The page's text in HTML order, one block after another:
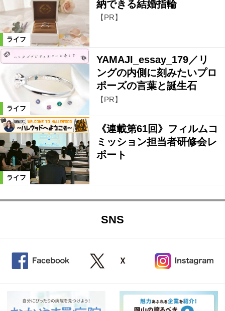
ライフ
納できる結婚指輪
【PR】
ライフ
YAMAJI_essay_179／リ
ングの内側に刻みたいプロ
ポーズの言葉と誕生石
【PR】
ライフ
《連載第61回》フィルムコ
ミッション担当者研修会レ
ポート
SNS